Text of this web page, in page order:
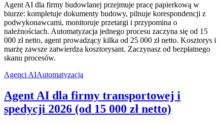
Agent AI dla firmy budowlanej przejmuje pracę papierkową w
biurze: kompletuje dokumenty budowy, pilnuje korespondencji z
podwykonawcami, monitoruje przetargi i przypomina o
należnościach. Automatyzacja jednego procesu zaczyna się od 15
000 zł netto, agent prowadzący kilka od 25 000 zł netto. Kosztorys i
marżę zawsze zatwierdza kosztorysant. Zaczynasz od bezpłatnego
skanu procesów.
Agenci AIAutomatyzacja
Agent AI dla firmy transportowej i
spedycji 2026 (od 15 000 zł netto)